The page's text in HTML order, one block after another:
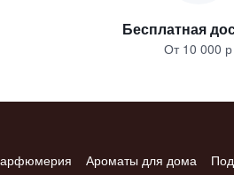
Бесплатная
От 10 000 р
Ароматы для дома